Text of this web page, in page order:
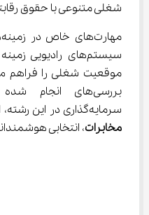
شغلی متنوعی با حقوق
سیستم‌های رادیویی
سرمایه‌گذاری در این رشته، از نظر
مخابرات، انتخابی